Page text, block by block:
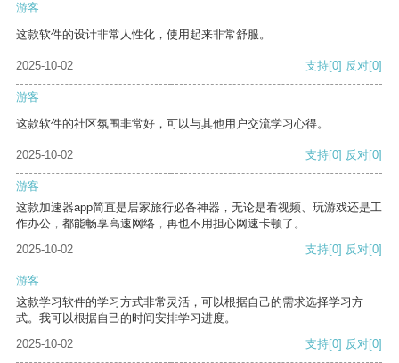
游客
这款软件的设计非常人性化，使用起来非常舒服。
2025-10-02 支持[0] 反对[0]
游客
这款软件的社区氛围非常好，可以与其他用户交流学习心得。
2025-10-02 支持[0] 反对[0]
游客
这款加速器app简直是居家旅行必备神器，无论是看视频、玩游戏还是工
作办公，都能畅享高速网络，再也不用担心网速卡顿了。
2025-10-02
支持[0] 反对[0]
游客
这款学习软件的学习方式非常灵活，可以根据自己的需求选择学习方
式。我可以根据自己的时间安排学习进度。
2025-10-02
支持[0] 反对[0]